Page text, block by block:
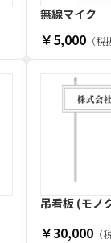
無線マイク
￥5,000 （税
吊看板 (モノ
￥30,000 （